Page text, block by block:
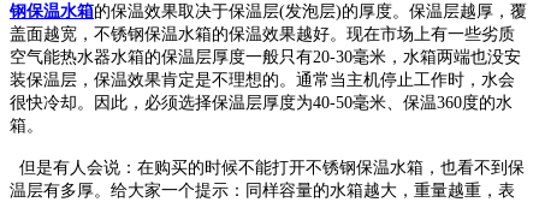
钢保温水箱的保温效果取决于保温层(发泡层)的厚度。保温层越厚，覆
盖面越宽，不锈钢保温水箱的保温效果越好。现在市场上有一些劣质
空气能热水器水箱的保温层厚度一般只有20-30毫米，水箱两端也没安
装保温层，保温效果肯定是不理想的。通常当主机停止工作时，水会
很快冷却。因此，必须选择保温层厚度为40-50毫米、保温360度的水
箱。
但是有人会说：在购买的时候不能打开不锈钢保温水箱，也看不到保
温层有多厚。给大家一个提示：同样容量的水箱越大，重量越重，表